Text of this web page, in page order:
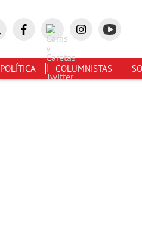
POLÍTICA COLUMNISTAS